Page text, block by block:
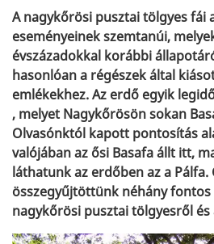
A nagykőrösi pusztai tölgyes fái
eseményeinek szemtanúi,
évszázadokkal korábbi
hasonlóan a régészek által
emlékekhez. Az erdő egyik
, melyet Nagykőrösön sokan
Olvasónktól kapott pontosítás
valójában az ősi Basafa állt itt,
láthatunk az erdőben az a Pálfa.
összegyűjtöttünk néhány
nagykőrösi pusztai tölgyesről